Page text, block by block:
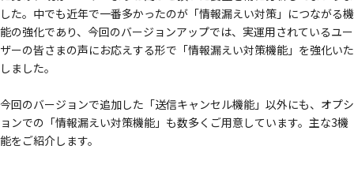
した。中でも近年で一番多かったのが「情報漏えい対策」につながる機
能の強化であり、今回のバージョンアップでは、実運用されているユー
ザーの皆さまの声にお応えする形で「情報漏えい対策機能」を強化いた
しました。
今回のバージョンで追加した「送信キャンセル機能」以外にも、オプシ
ョンでの「情報漏えい対策機能」も数多くご用意しています。主な3機
能をご紹介します。